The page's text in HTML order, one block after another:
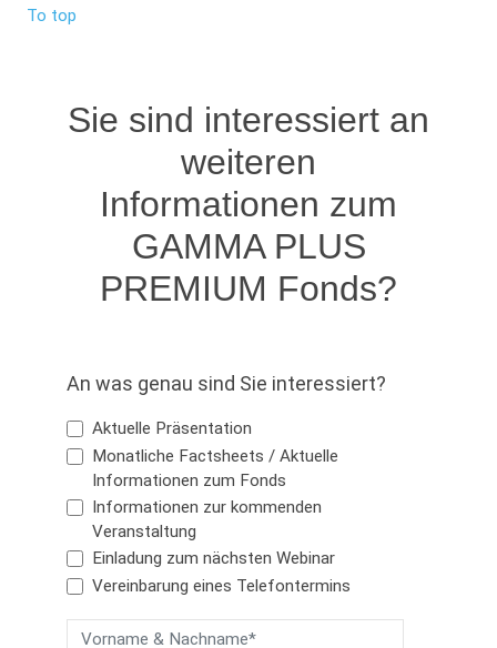
To top
Sie sind interessiert an
weiteren
Informationen zum
GAMMA PLUS
PREMIUM Fonds?
An was genau sind Sie interessiert?
Aktuelle Präsentation
Monatliche Factsheets / Aktuelle
Informationen zum Fonds
Informationen zur kommenden
Veranstaltung
Einladung zum nächsten Webinar
Vereinbarung eines Telefontermins